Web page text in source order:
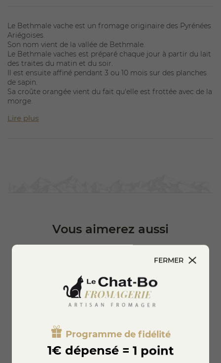
Le Bethmale vache est un fromage originaire des Pyrénées
Ariégoises.
Son nom vient de la vallée de Bethmale.
Le Bethmale vaches est préparé chaque jour à partir du lait
des traites du matin et du soir.
Il est ensuite affiné pendant 3 ou 10 mois sur des planches
de sapin.
Sa croûte orangée vient du fait qu'elle est frottée avec de la
morge.
Lire plus
Vous aimerez aussi
FERMER
Programme de fidélité
1€ dépensé = 1 point